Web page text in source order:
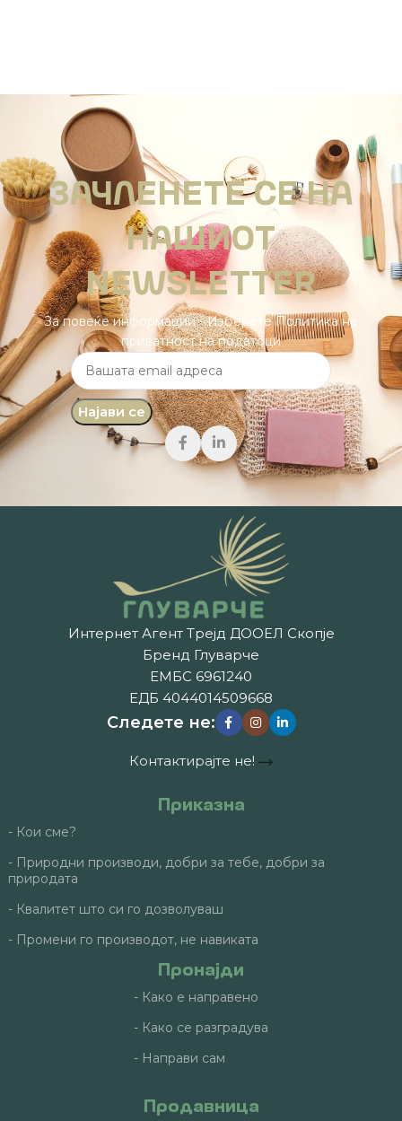
ЗАЧЛЕНЕТЕ СЕ НА
НАШИОТ
NEWSLETTER
За повеќе информации - Изберете Политика на
приватност на податоци
Интернет Агент Трејд ДООЕЛ Скопје
Бренд Глуварче
ЕМБС 6961240
ЕДБ 4044014509668
Следете не:
Контактирајте не!
Приказна
- Кои сме?
- Природни производи, добри за тебе, добри за
природата
- Квалитет што си го дозволуваш
- Промени го производот, не навиката
Пронајди
- Како е направено
- Како се разградува
- Направи сам
Продавница